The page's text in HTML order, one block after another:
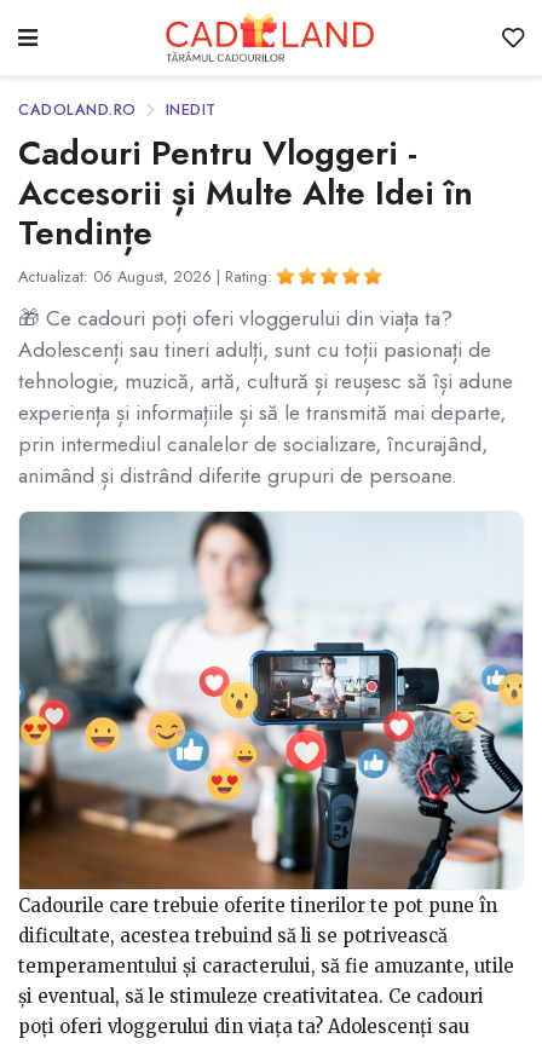
CADOLAND.RO INEDIT
Cadouri Pentru Vloggeri -
Accesorii și Multe Alte Idei în
Tendințe
Actualizat: 06 August, 2026 | Rating:
🎁 Ce cadouri poți oferi vloggerului din viața ta?
Adolescenți sau tineri adulți, sunt cu toții pasionați de
tehnologie, muzică, artă, cultură și reușesc să își adune
experiența și informațiile și să le transmită mai departe,
prin intermediul canalelor de socializare, încurajând,
animând și distrând diferite grupuri de persoane.
Cadourile care trebuie oferite tinerilor te pot pune în
dificultate, acestea trebuind să li se potrivească
temperamentului și caracterului, să fie amuzante, utile
și eventual, să le stimuleze creativitatea. Ce cadouri
poți oferi vloggerului din viața ta? Adolescenți sau